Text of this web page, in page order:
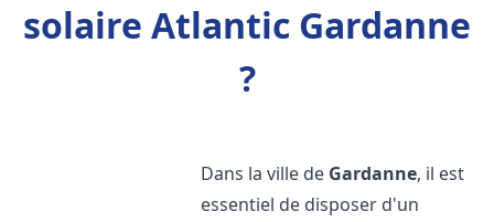
solaire Atlantic Gardanne
?
Dans la ville de Gardanne, il est
essentiel de disposer d'un